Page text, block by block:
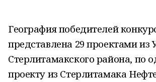
География победителей
представлена 29 проектами из
Стерлитамакского района, по
проекту из Стерлитамака